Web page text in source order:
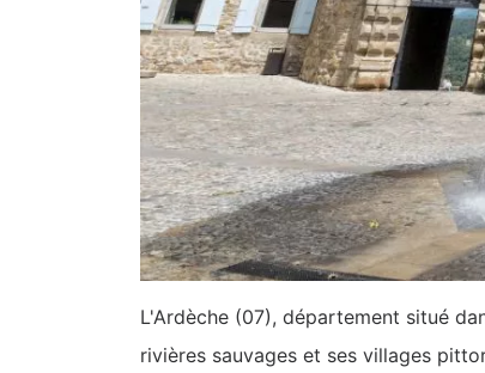
L'Ardèche (07), département situé
rivières sauvages et ses villages